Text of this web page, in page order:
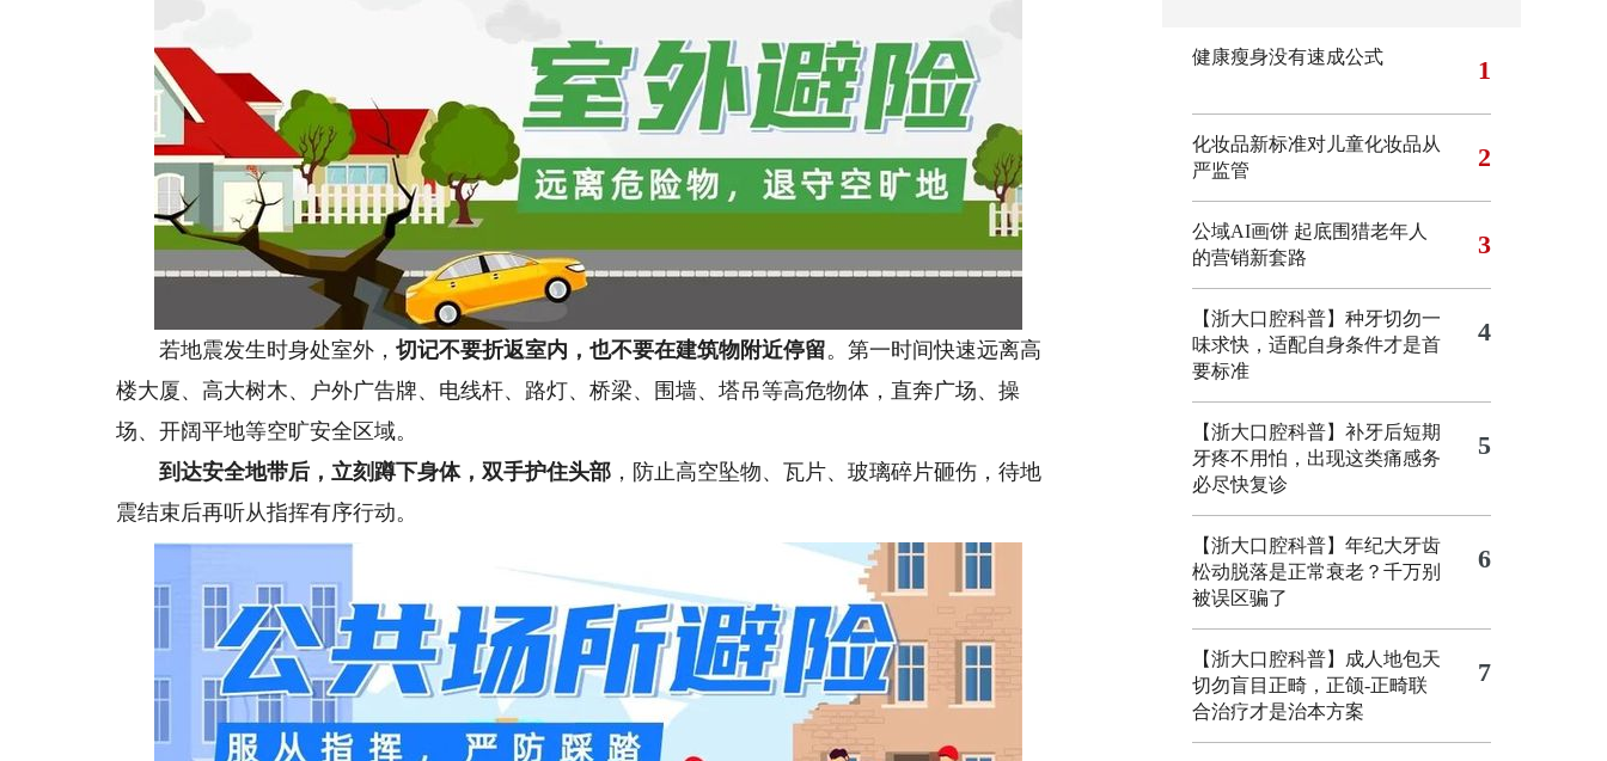
若地震发生时身处室外，切记不要折返室内，也不要在建筑物附近停留。第一时间快速远离高
楼大厦、高大树木、户外广告牌、电线杆、路灯、桥梁、围墙、塔吊等高危物体，直奔广场、操
场、开阔平地等空旷安全区域。
到达安全地带后，立刻蹲下身体，双手护住头部 ，防止高空坠物、瓦片、玻璃碎片砸伤，待地
震结束后再听从指挥有序行动。
健康瘦身没有速成公式 1
化妆品新标准对儿童化妆品从
严监管
2
公域AI画饼 起底围猎老年人
的营销新套路
3
【浙大口腔科普】种牙切勿一
味求快，适配自身条件才是首
要标准
4
【浙大口腔科普】补牙后短期
牙疼不用怕，出现这类痛感务
必尽快复诊
5
【浙大口腔科普】年纪大牙齿
松动脱落是正常衰老？千万别
被误区骗了
6
【浙大口腔科普】成人地包天
切勿盲目正畸，正颌‑正畸联
合治疗才是治本方案
7